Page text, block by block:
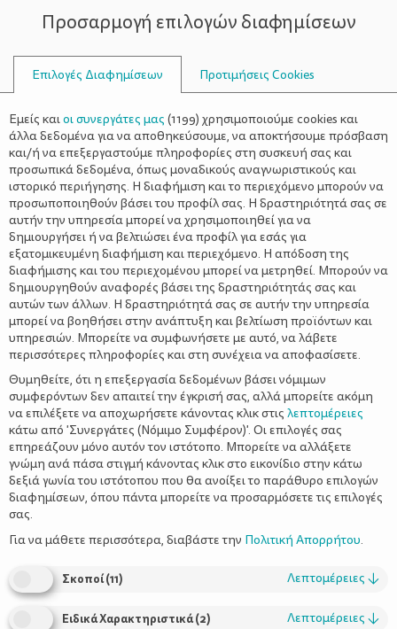
ΣΥΜΒΟΥΛΟΙ
ΟΙΚΟΓΈΝΕΙΑ>ΟΙΚΟΓΕΝΕΙΑΚΈΣ ΔΡΑΣΤΗΡΙΌΤΗΤΕΣ
Καλοκαιρινό παιχνίδι στην
παραλία είναι…
Της
Προσαρμογή επιλογών διαφημίσεων
Επιλογές Διαφημίσεων Προτιμήσεις Cookies
Εμείς καιοι συνεργάτες μας (1199) χρησιμοποιούμε cookies και
άλλα δεδομένα για να αποθηκεύσουμε, να αποκτήσουμε πρόσβαση
και/ή να επεξεργαστούμε πληροφορίες στη συσκευή σας και
προσωπικά δεδομένα, όπως μοναδικούς αναγνωριστικούς και
ιστορικό περιήγησης. Η διαφήμιση και το περιεχόμενο μπορούν να
προσωποποιηθούν βάσει του προφίλ σας. Η δραστηριότητά σας σε
αυτήν την υπηρεσία μπορεί να χρησιμοποιηθεί για να
δημιουργήσει ή να βελτιώσει ένα προφίλ για εσάς για
εξατομικευμένη διαφήμιση και περιεχόμενο. Η απόδοση της
διαφήμισης και του περιεχομένου μπορεί να μετρηθεί. Μπορούν να
δημιουργηθούν αναφορές βάσει της δραστηριότητάς σας και
αυτών των άλλων. Η δραστηριότητά σας σε αυτήν την υπηρεσία
μπορεί να βοηθήσει στην ανάπτυξη και βελτίωση προϊόντων και
υπηρεσιών. Μπορείτε να συμφωνήσετε με αυτό, να λάβετε
περισσότερες πληροφορίες και στη συνέχεια να αποφασίσετε.
Θυμηθείτε, ότι η επεξεργασία δεδομένων βάσει νόμιμων
συμφερόντων δεν απαιτεί την έγκρισή σας, αλλά μπορείτε ακόμη
να επιλέξετε να αποχωρήσετε κάνοντας κλικ στις λεπτομέρειες
κάτω από 'Συνεργάτες (Νόμιμο Συμφέρον)'. Οι επιλογές σας
επηρεάζουν μόνο αυτόν τον ιστότοπο. Μπορείτε να αλλάξετε
γνώμη ανά πάσα στιγμή κάνοντας κλικ στο εικονίδιο στην κάτω
δεξιά γωνία του ιστότοπου που θα ανοίξει το παράθυρο επιλογών
διαφημίσεων, όπου πάντα μπορείτε να προσαρμόσετε τις επιλογές
σας.
Για να μάθετε περισσότερα, διαβάστε την Πολιτική Απορρήτου.
Σκοποί(11) Λεπτομέρειες ↓
Ειδικά Χαρακτηριστικά(2) Λεπτομέρειες ↓